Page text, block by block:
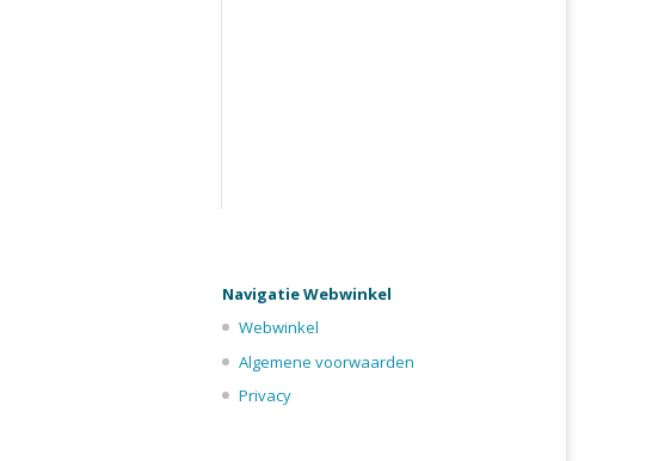
Navigatie Webwinkel
Webwinkel
Algemene voorwaarden
Privacy